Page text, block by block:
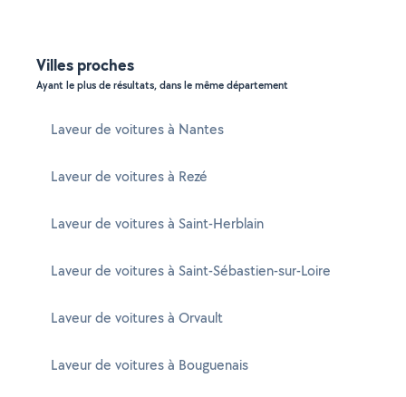
Villes proches
Ayant le plus de résultats, dans le même département
Laveur de voitures à Nantes
Laveur de voitures à Rezé
Laveur de voitures à Saint-Herblain
Laveur de voitures à Saint-Sébastien-sur-Loire
Laveur de voitures à Orvault
Laveur de voitures à Bouguenais